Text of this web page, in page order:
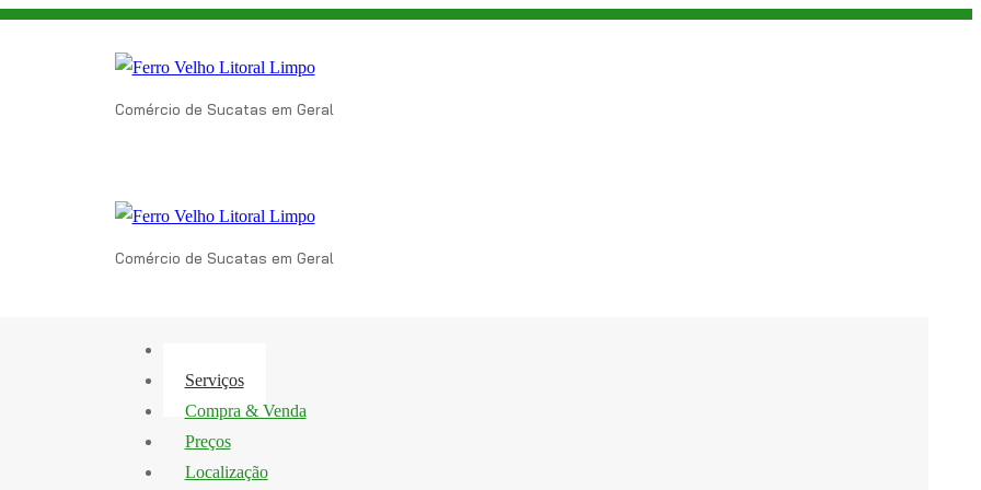
Comércio de Sucatas em Geral
Comércio de Sucatas em Geral
Serviços
Compra & Venda
Preços
Localização